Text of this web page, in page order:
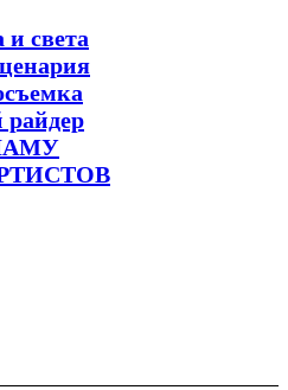
и света
райдер